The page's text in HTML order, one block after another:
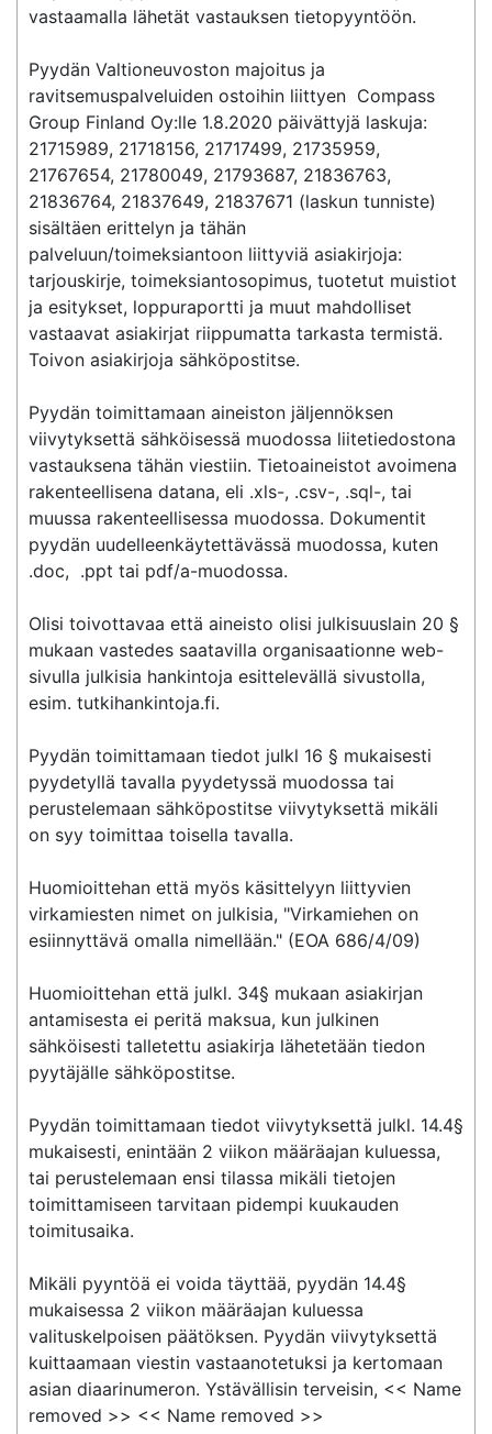
vastaamalla lähetät vastauksen tietopyyntöön.
Pyydän Valtioneuvoston majoitus ja
ravitsemuspalveluiden ostoihin liittyen  Compass
Group Finland Oy:lle 1.8.2020 päivättyjä laskuja:
21715989, 21718156, 21717499, 21735959,
21767654, 21780049, 21793687, 21836763,
21836764, 21837649, 21837671 (laskun tunniste)
sisältäen erittelyn ja tähän
palveluun/toimeksiantoon liittyviä asiakirjoja:
tarjouskirje, toimeksiantosopimus, tuotetut muistiot
ja esitykset, loppuraportti ja muut mahdolliset
vastaavat asiakirjat riippumatta tarkasta termistä.
Toivon asiakirjoja sähköpostitse.
Pyydän toimittamaan aineiston jäljennöksen
viivytyksettä sähköisessä muodossa liitetiedostona
vastauksena tähän viestiin. Tietoaineistot avoimena
rakenteellisena datana, eli .xls-, .csv-, .sql-, tai
muussa rakenteellisessa muodossa. Dokumentit
pyydän uudelleenkäytettävässä muodossa, kuten
.doc,  .ppt tai pdf/a-muodossa.
Olisi toivottavaa että aineisto olisi julkisuuslain 20 §
mukaan vastedes saatavilla organisaationne web-
sivulla julkisia hankintoja esittelevällä sivustolla,
esim. tutkihankintoja.fi.
Pyydän toimittamaan tiedot julkl 16 § mukaisesti
pyydetyllä tavalla pyydetyssä muodossa tai
perustelemaan sähköpostitse viivytyksettä mikäli
on syy toimittaa toisella tavalla.
Huomioittehan että myös käsittelyyn liittyvien
virkamiesten nimet on julkisia, "Virkamiehen on
esiinnyttävä omalla nimellään." (EOA 686/4/09)
Huomioittehan että julkl. 34§ mukaan asiakirjan
antamisesta ei peritä maksua, kun julkinen
sähköisesti talletettu asiakirja lähetetään tiedon
pyytäjälle sähköpostitse.
Pyydän toimittamaan tiedot viivytyksettä julkl. 14.4§
mukaisesti, enintään 2 viikon määräajan kuluessa,
tai perustelemaan ensi tilassa mikäli tietojen
toimittamiseen tarvitaan pidempi kuukauden
toimitusaika.
Mikäli pyyntöä ei voida täyttää, pyydän 14.4§
mukaisessa 2 viikon määräajan kuluessa
valituskelpoisen päätöksen. Pyydän viivytyksettä
kuittaamaan viestin vastaanotetuksi ja kertomaan
asian diaarinumeron. Ystävällisin terveisin, << Name
removed >> << Name removed >>